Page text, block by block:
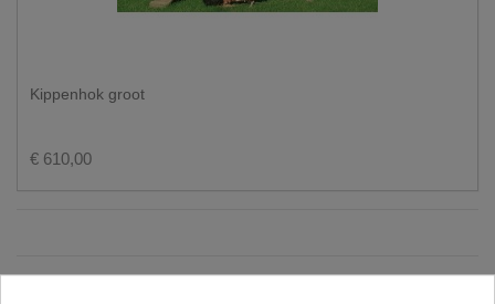
Kippenhok groot
€ 610,00